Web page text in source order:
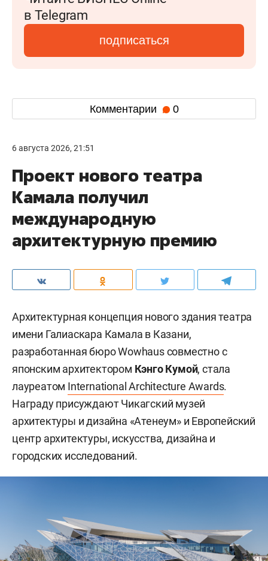
в Telegram
подписаться
Комментарии 0
6 августа 2026, 21:51
Проект нового театра
Камала получил
международную
архитектурную премию
Архитектурная концепция нового здания театра
имени Галиаскара Камала в Казани,
разработанная бюро Wowhaus совместно с
японским архитектором Кэнго Кумой, стала
лауреатом International Architecture Awards.
Награду присуждают Чикагский музей
архитектуры и дизайна «Атенеум» и Европейский
центр архитектуры, искусства, дизайна и
городских исследований.